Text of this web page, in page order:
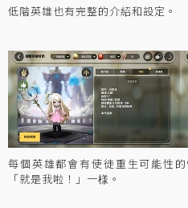
低階英雄也有完整的介紹和設定。
每個英雄都會有使徒重生可能性
「就是我啦！」一様。